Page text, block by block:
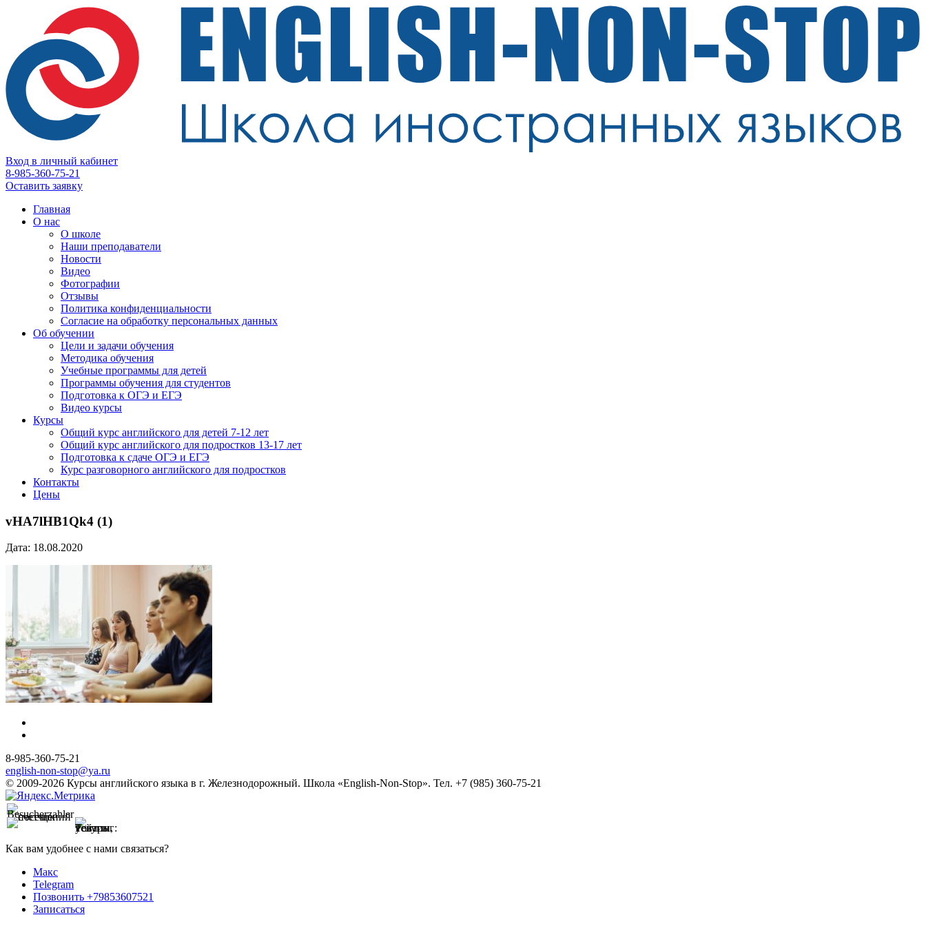
Вход в личный кабинет
8-985-360-75-21
Оставить заявку
Главная
О нас
О школе
Наши преподаватели
Новости
Видео
Фотографии
Отзывы
Политика конфиденциальности
Согласие на обработку персональных данных
Об обучении
Цели и задачи обучения
Методика обучения
Учебные программы для детей
Программы обучения для студентов
Подготовка к ОГЭ и ЕГЭ
Видео курсы
Курсы
Общий курс английского для детей 7-12 лет
Общий курс английского для подростков 13-17 лет
Подготовка к сдаче ОГЭ и ЕГЭ
Курс разговорного английского для подростков
Контакты
Цены
vHA7lHB1Qk4 (1)
Дата: 18.08.2020
8-985-360-75-21
english-non-stop@ya.ru
© 2009-2026 Курсы английского языка в г. Железнодорожный. Школа «English-Non-Stop». Тел. +7 (985) 360-75-21
Как вам удобнее с нами связаться?
Макс
Telegram
Позвонить +79853607521
Записаться